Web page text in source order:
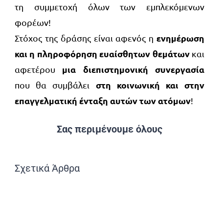
τη συμμετοχή όλων των εμπλεκόμενων
φορέων!
Στόχος της δράσης είναι αφενός ηενημέρωση
και η πληροφόρηση ευαίσθητων θεμάτωνκαι
αφετέρου μια διεπιστημονική συνεργασία
που θα συμβάλει στη κοινωνική και στην
επαγγελματική ένταξη αυτών των ατόμων!
Σας περιμένουμε όλους
Σχετικά Άρθρα